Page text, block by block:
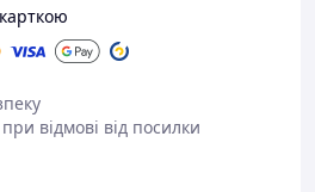
буде надісланий після
оформлення
замовлення.
Забирайте замовлення
самостійно за адресою:
відмові від посилки